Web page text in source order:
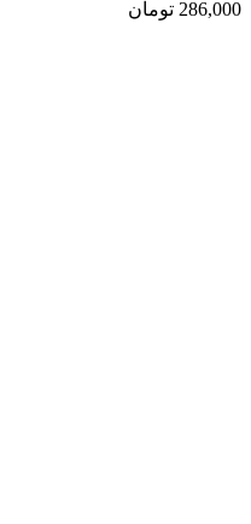
286,000 تومان